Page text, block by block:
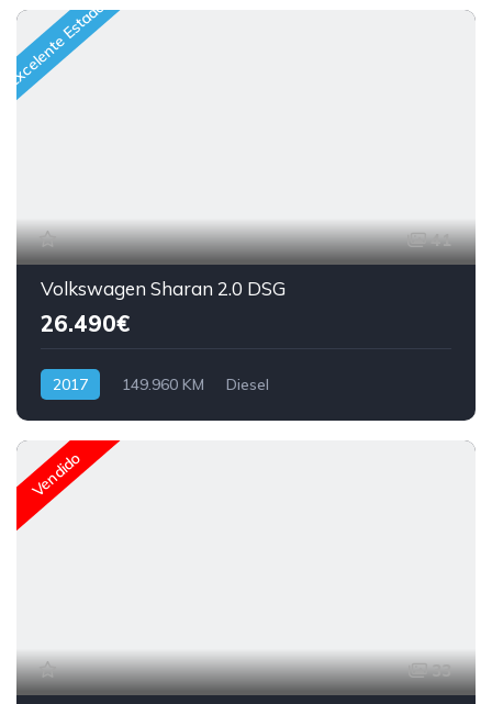
Excelente Estado
41
Volkswagen Sharan 2.0 DSG
26.490€
2017 149.960 KM Diesel
Vendido
33